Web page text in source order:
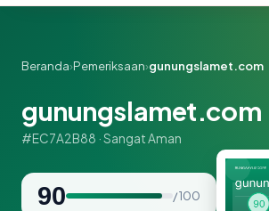
Beranda›Pemeriksaan›gunungslamet.com
gunungslamet.com
#EC7A2B88 · Sangat Aman
90 / 100